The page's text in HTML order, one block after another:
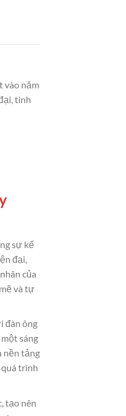
vào năm
tinh
sự kế
đại,
của
và tự
đàn ông
sáng
nền tảng
trình
tạo nên